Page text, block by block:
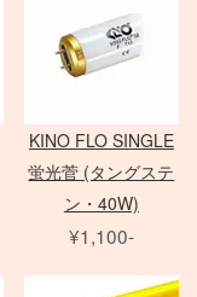
KINO FLO SINGLE
蛍光菅 (タングステ
ン・40W)
¥1,100-